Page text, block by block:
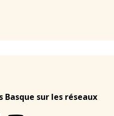
Basque sur les réseaux